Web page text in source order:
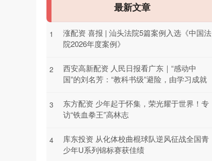
最新文章
1
涨配资 喜报 | 汕头法院5篇案例入选《中国法
院2026年度案例》
2
西安高新配资 人民日报看广东｜“感动中
国”的刘名芳：“教科书级”避险，由学习成就
3
东方配资 少年起于怀集，荣光耀于世界！专
访“铁血拳王”高林志
4
库东投资 从化体校曲棍球队逆风征战全国青
少年U系列锦标赛获佳绩